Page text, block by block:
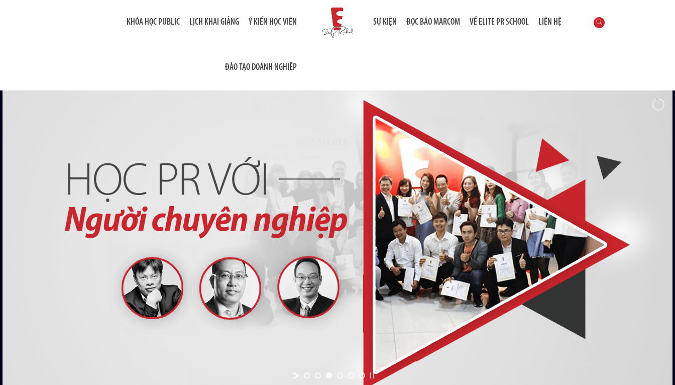
KHÓA HỌC PUBLIC LỊCH KHAI GIẢNG Ý KIẾN HỌC VIÊN
ĐÀO TẠO DOANH NGHIỆP
SỰ KIỆN ĐỌC BÁO MARCOM VỀ ELITE PR SCHOOL LIÊN HỆ